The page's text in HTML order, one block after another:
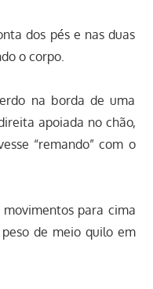
dos pés e nas duas
o corpo.
na borda de uma
apoiada no chão,
“remando” com o
para cima
de meio quilo em